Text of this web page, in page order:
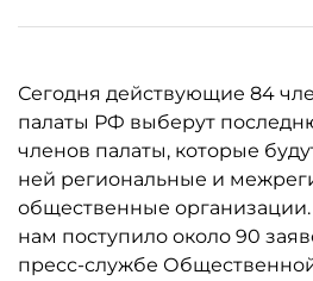
Сегодня действующие 84
палаты РФ выберут
членов палаты, которые
ней региональные и
общественные организации.
нам поступило около 90
пресс-службе